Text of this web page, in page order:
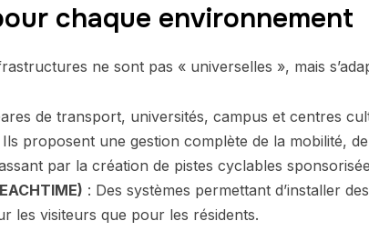
chaque environnement
ne sont pas « universelles », mais
de transport, universités, campus et centres
Ils proposent une gestion complète de la mobilité,
par la création de pistes cyclables
: Des systèmes permettant d’installer
les visiteurs que pour les résidents.